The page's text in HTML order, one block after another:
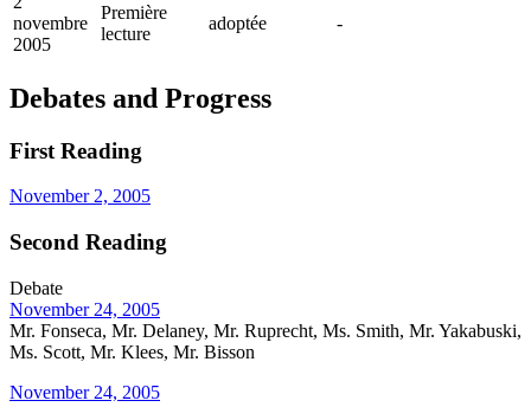
novembre
2005
Première
lecture
adoptée -
Debates and Progress
First Reading
November 2, 2005
Second Reading
Debate
November 24, 2005
Mr. Fonseca, Mr. Delaney, Mr. Ruprecht, Ms. Smith, Mr. Yakabuski,
Ms. Scott, Mr. Klees, Mr. Bisson
November 24, 2005